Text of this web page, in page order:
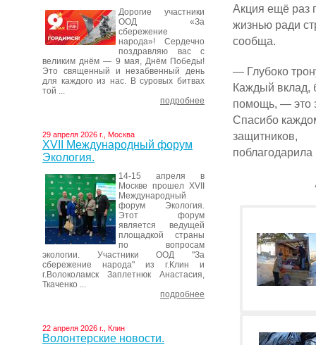
Дорогие участники
ООД «За
сбережение
народа»! Сердечно
поздравляю вас с
великим днём — 9 мая, Днём Победы!
Это священный и незабвенный день
для каждого из нас. В суровых битвах
той ...
подробнее
29 апреля 2026 г., Москва
XVII Международный форум
Экология.
14-15 апреля в
Москве прошел XVII
Международный
форум Экология.
Этот форум
является ведущей
площадкой страны
по вопросам
экологии. Участники ООД "За
сбережение народа" из г.Клин и
г.Волоколамск Заплетнюк Анастасия,
Ткаченко ...
подробнее
22 апреля 2026 г., Клин
Волонтерские новости.
Акция ещё раз
жизнью ради
сообща.
— Глубоко
Каждый вклад,
помощь, — это
Спасибо
защитников,